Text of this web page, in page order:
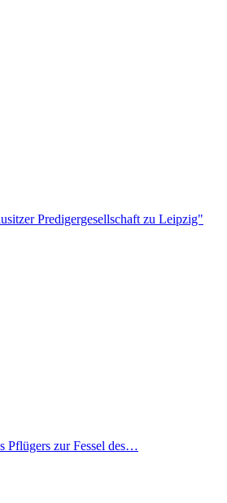
Predigergesellschaft zu Leipzig"
Pflügers zur Fessel des…